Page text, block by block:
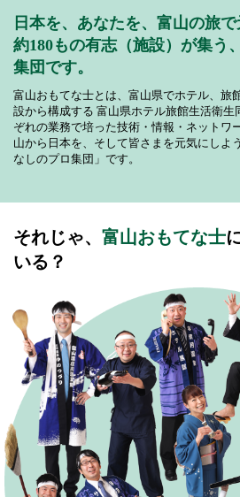
日本を、あなたを、富山の旅
約180もの有志（施設）が集う
集団です。
富山おもてな士とは、富山県でホテル、旅
設から構成する 富山県ホテル旅館生活衛生
ぞれの業務で培った技術・情報・ネットワ
山から日本を、そして皆さまを元気にしよ
なしのプロ集団」です。
それじゃ、 富山おもてな士
いる？